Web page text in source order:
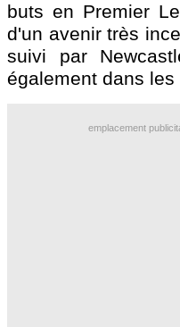
buts en Premier
d'un avenir très
suivi par
également dans
emplacement